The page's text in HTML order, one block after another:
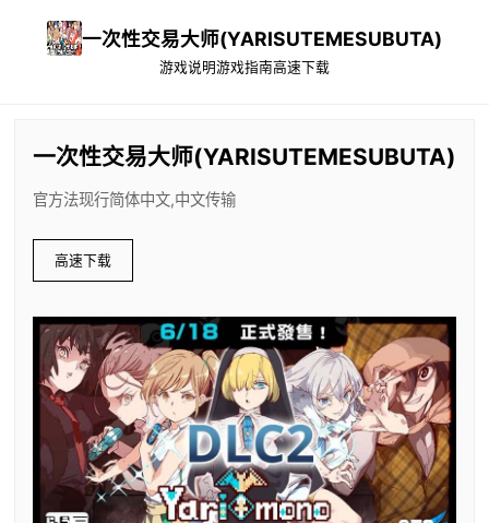
一次性交易大师(YARISUTEMESUBUTA)
游戏说明游戏指南高速下载
一次性交易大师(YARISUTEMESUBUTA)
官方法现行简体中文,中文传输
高速下载